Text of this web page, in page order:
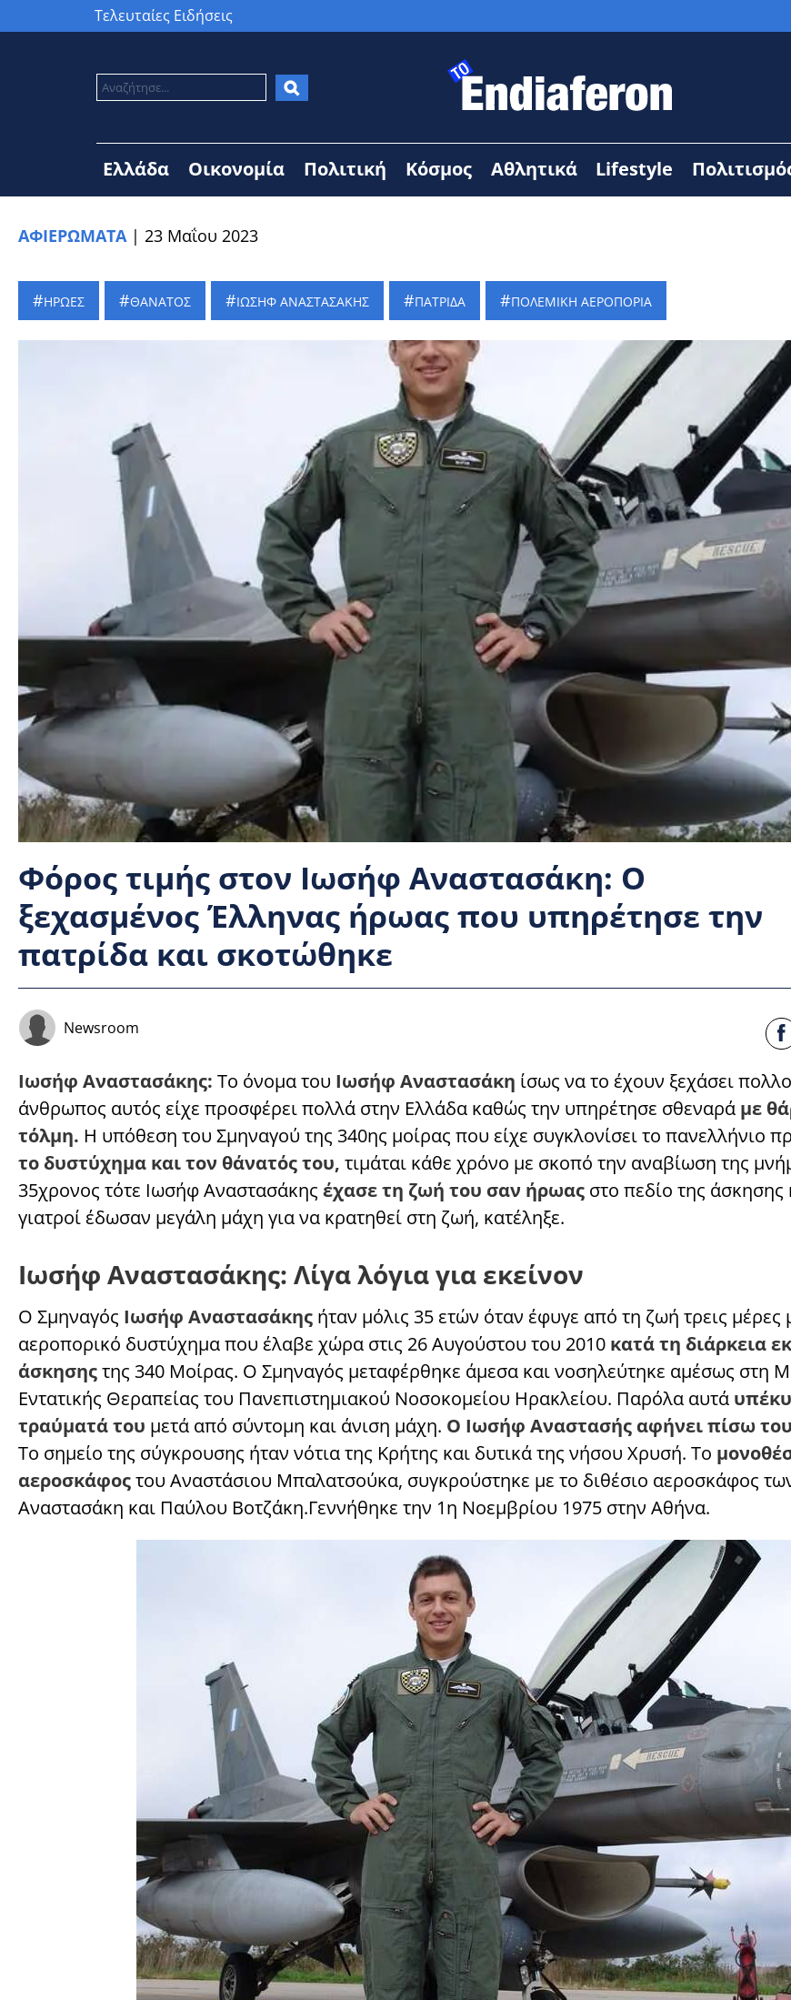
Τελευταίες Ειδήσεις
Ελλάδα Οικονομία Πολιτική Κόσμος Αθλητικά Lifestyle
ΑΦΙΕΡΩΜΑΤΑ| 23 Μαΐου 2023
ΗΡΩΕΣ ΘΑΝΑΤΟΣ ΙΩΣΗΦ ΑΝΑΣΤΑΣΑΚΗΣ ΠΑΤΡΙΔΑ ΠΟΛΕΜΙΚΗ ΑΕΡΟΠΟΡΙΑ
Φόρος τιμής στον Ιωσήφ Αναστασάκη: O
ξεχασμένος Έλληνας ήρωας που υπηρέτησε την
πατρίδα και σκοτώθηκε
Newsroom
Ιωσήφ Αναστασάκης: Το όνομα του Ιωσήφ Αναστασάκη ίσως να το έχουν ξεχάσει
άνθρωπος αυτός είχε προσφέρει πολλά στην Ελλάδα καθώς την υπηρέτησε σθεναρά με
τόλμη. Η υπόθεση του Σμηναγού της 340ης μοίρας που είχε συγκλονίσει το πανελλήνιο
το δυστύχημα και τον θάνατός του, τιμάται κάθε χρόνο με σκοπό την αναβίωση της
35χρονος τότε Ιωσήφ Αναστασάκης έχασε τη ζωή του σαν ήρωας στο πεδίο της άσκησης
γιατροί έδωσαν μεγάλη μάχη για να κρατηθεί στη ζωή, κατέληξε.
Ιωσήφ Αναστασάκης: Λίγα λόγια για εκείνον
Ο Σμηναγός Ιωσήφ Αναστασάκης ήταν μόλις 35 ετών όταν έφυγε από τη ζωή τρεις μέρες
αεροπορικό δυστύχημα που έλαβε χώρα στις 26 Αυγούστου του 2010 κατά τη διάρκεια
άσκησηςτης 340 Μοίρας. Ο Σμηναγός μεταφέρθηκε άμεσα και νοσηλεύτηκε αμέσως στη
Εντατικής Θεραπείας του Πανεπιστημιακού Νοσοκομείου Ηρακλείου. Παρόλα αυτά
τραύματά του μετά από σύντομη και άνιση μάχη. Ο Ιωσήφ Αναστασής αφήνει πίσω
Το σημείο της σύγκρουσης ήταν νότια της Κρήτης και δυτικά της νήσου Χρυσή. Το
αεροσκάφοςτου Αναστάσιου Μπαλατσούκα, συγκρούστηκε με το διθέσιο αεροσκάφος
Αναστασάκη και Παύλου Βοτζάκη.Γεννήθηκε την 1η Νοεμβρίου 1975 στην Αθήνα.